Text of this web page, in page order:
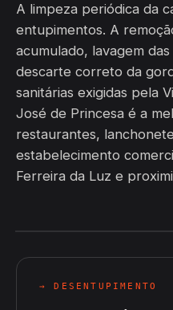
A limpeza periódica da
entupimentos. A
acumulado, lavagem
descarte correto da
sanitárias exigidas pela
José de Princesa é a
restaurantes,
estabelecimento
Ferreira da Luz e
→ DESENTUPIMENTO